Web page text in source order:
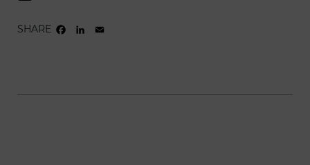
SHARE FACEBOOK
LINKEDIN